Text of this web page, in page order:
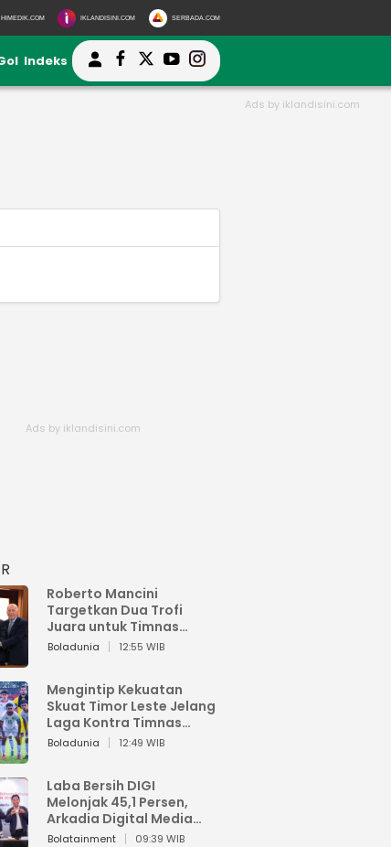
HIMEDIK.COM IKLANDISINI.COM SERBADA.COM
Indeks
Roberto Mancini
Targetkan Dua Trofi
Juara untuk Timnas
Italia
Boladunia 12:55 WIB
Mengintip Kekuatan
Skuat Timor Leste Jelang
Laga Kontra Timnas
Indonesia di Piala AFF
Boladunia 12:49 WIB
Laba Bersih DIGI
Melonjak 45,1 Persen,
Arkadia Digital Media
Perkuat Bisnis AI dan
Bolatainment 09:39 WIB